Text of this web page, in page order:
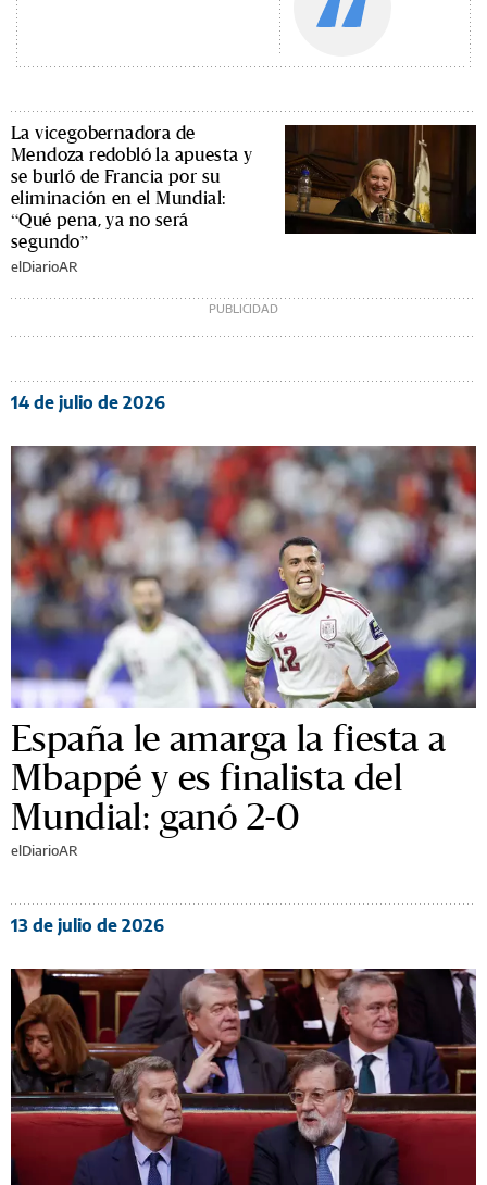
La vicegobernadora de
Mendoza redobló la apuesta y
se burló de Francia por su
eliminación en el Mundial:
“Qué pena, ya no será
segundo”
elDiarioAR
14 de julio de 2026
España le amarga la fiesta a
Mbappé y es finalista del
Mundial: ganó 2-0
elDiarioAR
13 de julio de 2026